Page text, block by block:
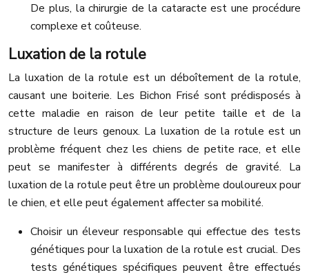
De plus, la chirurgie de la cataracte est une procédure
complexe et coûteuse.
Luxation de la rotule
La luxation de la rotule est un déboîtement de la rotule,
causant une boiterie. Les Bichon Frisé sont prédisposés à
cette maladie en raison de leur petite taille et de la
structure de leurs genoux. La luxation de la rotule est un
problème fréquent chez les chiens de petite race, et elle
peut se manifester à différents degrés de gravité. La
luxation de la rotule peut être un problème douloureux pour
le chien, et elle peut également affecter sa mobilité.
Choisir un éleveur responsable qui effectue des tests
génétiques pour la luxation de la rotule est crucial. Des
tests génétiques spécifiques peuvent être effectués